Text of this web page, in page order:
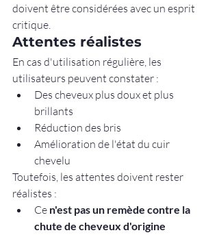
doivent être considérées avec un esprit
critique.
Attentes réalistes
En cas d'utilisation régulière, les
utilisateurs peuvent constater :
Des cheveux plus doux et plus
brillants
Réduction des bris
Amélioration de l'état du cuir
chevelu
Toutefois, les attentes doivent rester
réalistes :
Ce n'est pas un remède contre la
chute de cheveux d'origine